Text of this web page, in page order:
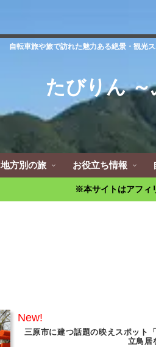
自転車旅や旅で訪れた魅力ある絶景・観光
たびりん
地方別の旅 お役立ち情報
※本サイトはアフィ
New!
三原市に建つ話題の映えスポット
立鳥居